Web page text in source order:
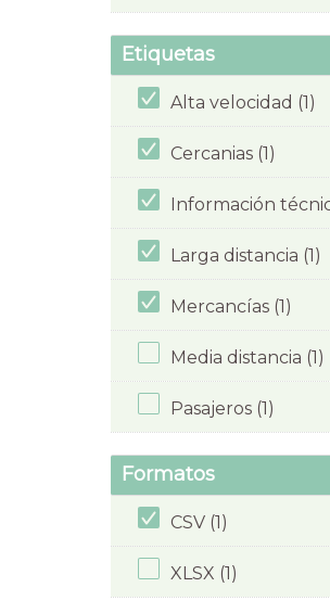
Etiquetas
Alta velocidad (1)
Cercanias (1)
Información
Larga distancia (1)
Mercancías (1)
Media distancia (1)
Pasajeros (1)
Formatos
CSV (1)
XLSX (1)